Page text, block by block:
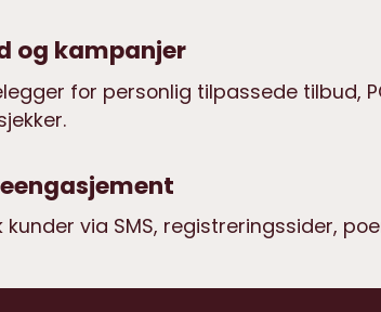
og kampanjer
for personlig tilpassede tilbud,
kunder via SMS, registreringssider,